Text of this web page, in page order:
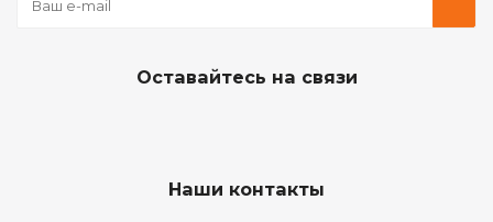
Оставайтесь на связи
Наши контакты